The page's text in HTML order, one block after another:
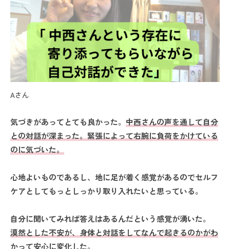
Aさん
気づきがあってとても良かった。 中西さんの声を通して自分
との対話が深まった。緊張によって右腕に負荷をかけている
のに気づいた。
心地よいものであるし、地に足が着く感覚があるのでセルフ
ケアとしてもっとしっかり取り入れたいと思っている。
自分に聞いてみれば答えはあるんだという感覚が湧いた。
漠然とした不安が、身体と対話をしてなんで起きるのかがわ
かって安心に変化した。